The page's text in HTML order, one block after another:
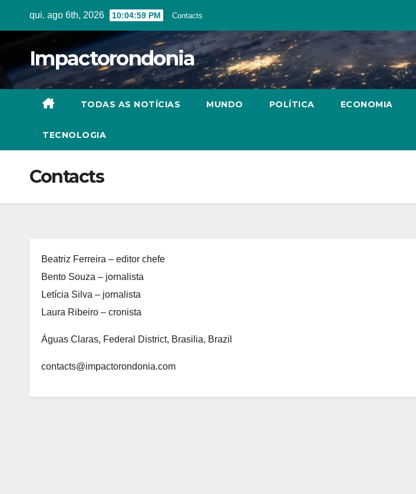
qui. ago 6th, 2026 10:04:59 PM Contacts
Impactorondonia
TODAS AS NOTÍCIAS MUNDO POLÍTICA ECONOMIA
TECNOLOGIA
Contacts
Beatriz Ferreira – editor chefe
Bento Souza – jornalista
Letícia Silva – jornalista
Laura Ribeiro – cronista
Águas Claras, Federal District, Brasilia, Brazil
contacts@impactorondonia.com